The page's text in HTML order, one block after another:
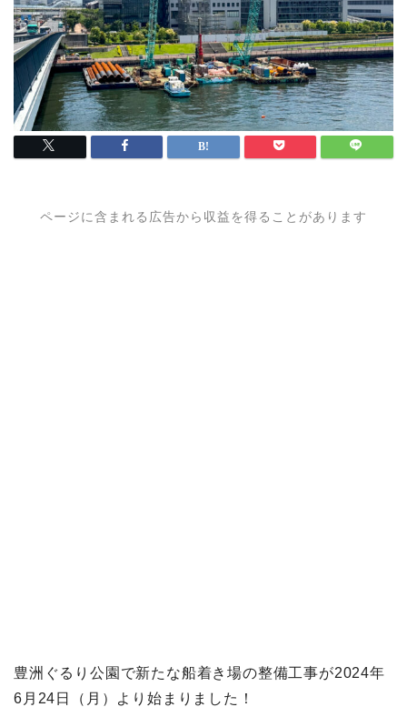
ページに含まれる広告から収益を得ることがあります
豊洲ぐるり公園で新たな船着き場の整備工事が2024年
6月24日（月）より始まりました！